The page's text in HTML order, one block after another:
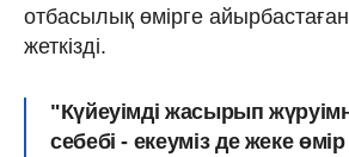
отбасылық өмірге
жеткізді.
"Күйеуімді жасырып
себебі - екеуміз де жеке